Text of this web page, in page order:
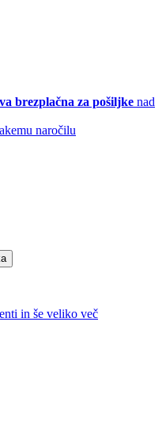
brezplačna za pošiljke nad
naročilu
in še veliko več